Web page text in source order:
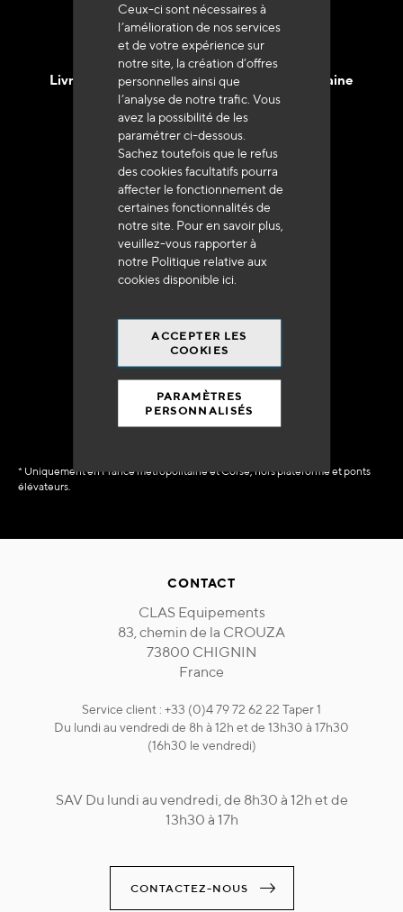
Ceux-ci sont nécessaires à
l’amélioration de nos services
et de votre expérience sur
notre site, la création d’offres
personnelles ainsi que
l’analyse de notre trafic. Vous
avez la possibilité de les
paramétrer ci-dessous.
Sachez toutefois que le refus
des cookies facultatifs pourra
affecter le fonctionnement de
certaines fonctionnalités de
notre site. Pour en savoir plus,
veuillez-vous rapporter à
notre Politique relative aux
cookies disponible ici
ACCEPTER LES
COOKIES
PARAMÈTRES
PERSONNALISÉS
Livraison en 48h à 72h en France Métropolitaine
Franco de port
à 250 euros*
90% du catalogue
en disponibilité
immédiate
* Uniquement en France métropolitaine et Corse, hors plateforme et ponts
élévateurs.
CONTACT
CLAS Equipements
83, chemin de la CROUZA
73800 CHIGNIN
France
Service client : +33 (0)4 79 72 62 22 Taper 1
Du lundi au vendredi de 8h à 12h et de 13h30 à 17h30
(16h30 le vendredi)
SAV Du lundi au vendredi, de 8h30 à 12h et de
13h30 à 17h
CONTACTEZ-NOUS